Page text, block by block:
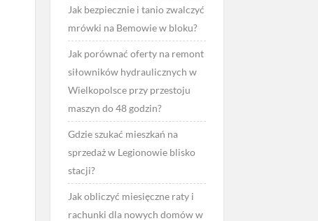
Jak bezpiecznie i tanio zwalczyć
mrówki na Bemowie w bloku?
Jak porównać oferty na remont
siłowników hydraulicznych w
Wielkopolsce przy przestoju
maszyn do 48 godzin?
Gdzie szukać mieszkań na
sprzedaż w Legionowie blisko
stacji?
Jak obliczyć miesięczne raty i
rachunki dla nowych domów w